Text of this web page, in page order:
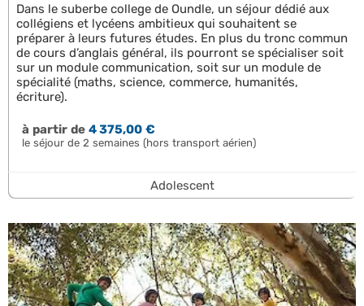
Dans le suberbe college de Oundle, un séjour dédié aux
collégiens et lycéens ambitieux qui souhaitent se
préparer à leurs futures études. En plus du tronc commun
de cours d’anglais général, ils pourront se spécialiser soit
sur un module communication, soit sur un module de
spécialité (maths, science, commerce, humanités,
écriture).
à partir de4 375,00 €
le séjour de 2 semaines (hors transport aérien)
Adolescent